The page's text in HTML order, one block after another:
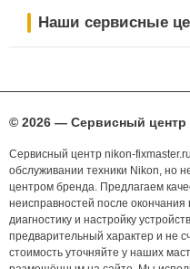
Наши сервисные
© 2026 — Сервисный центр
Сервисный центр nikon-
обслуживании техники Nikon, но
центром бренда. Предлагаем
неисправностей после
диагностику и настройку
предварительный характер и не
стоимость уточняйте у наших